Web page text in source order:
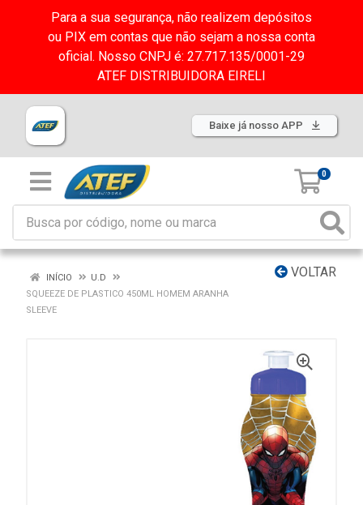
Para a sua segurança, não realizem depósitos
ou PIX em contas que não sejam a nossa conta
oficial. Nosso CNPJ é: 27.717.135/0001-29
ATEF DISTRIBUIDORA EIRELI
Baixe já nosso APP
0
VOLTAR
INÍCIO
U.D
SQUEEZE DE PLASTICO 450ML HOMEM ARANHA
SLEEVE